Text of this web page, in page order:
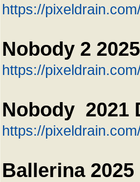
https://
Nobody 2
https://
Nobody 2021
https://
Ballerina